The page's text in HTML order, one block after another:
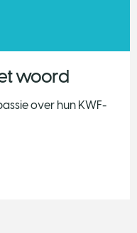
woord
over hun KWF-